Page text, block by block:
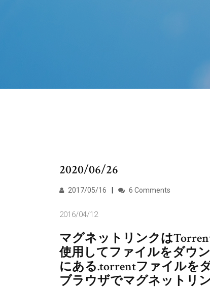
2020/06/26
2017/05/16 6 Comments
2016/04/12
マグネットリンクは
使用してファイルをダウ
にある.torrentファイルを
ブラウザでマグネットリ